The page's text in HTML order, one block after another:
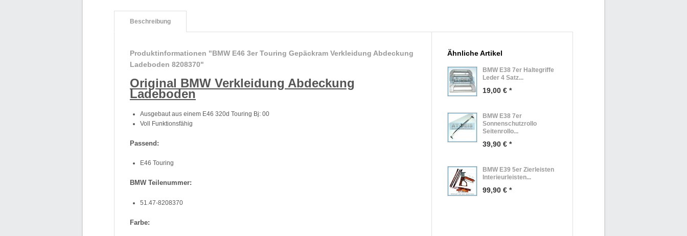
Beschreibung
Produktinformationen "BMW E46 3er Touring Gepäckram Verkleidung Abdeckung
Ladeboden 8208370"
Original BMW Verkleidung Abdeckung
Ladeboden
Ausgebaut aus einem E46 320d Touring Bj: 00
Voll Funktionsfähig
Passend:
E46 Touring
BMW Teilenummer:
51.47-8208370
Farbe:
Ähnliche Artikel
BMW E38 7er Haltegriffe
Leder 4 Satz...
19,00 € *
BMW E38 7er
Sonnenschutzrollo
Seitenrollo...
39,90 € *
BMW E39 5er Zierleisten
Interieurleisten...
99,90 € *